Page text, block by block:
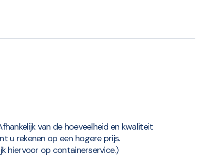
van de hoeveelheid en kwaliteit
u rekenen op een hogere prijs.
hiervoor op containerservice.)